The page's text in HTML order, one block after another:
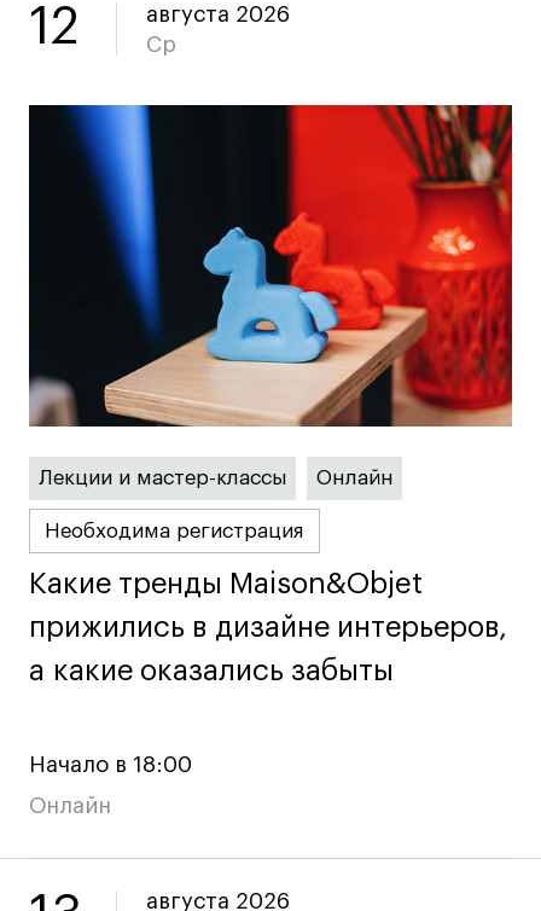
Интенсивы
Среднесрочные
Все программы
О школе
Преподаватели
Лицензии и аккредитации
Ресурсы
Партнеры
Связи с индустрией
Вакансии
Контакты
Условия поступления
Стоимость обучения
График учебного года
Вопросы и ответы
12
августа 2026
Ср
Лекции и мастер-классы Онлайн
Необходима регистрация
Какие тренды Maison&Objet
прижились в дизайне интерьеров,
а какие оказались забыты
Какие тренды Maison&Objet
прижились в дизайне интерьеров,
а какие оказались забыты
Начало в 18:00
Онлайн
августа 2026